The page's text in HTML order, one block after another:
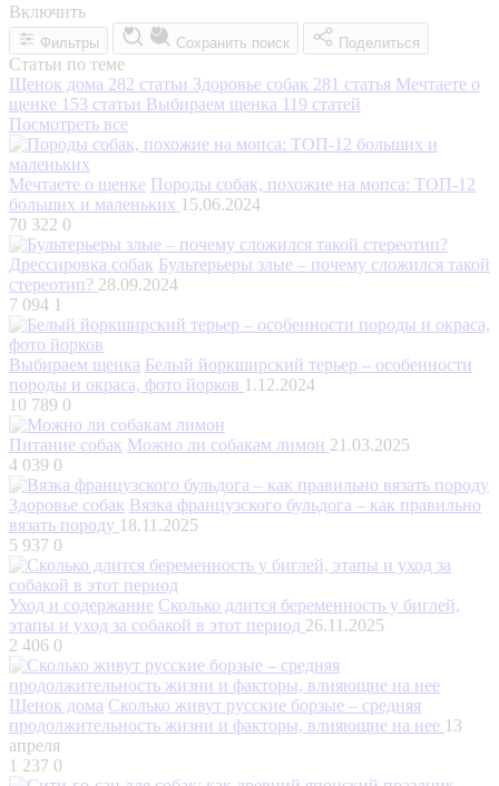
Включить
Фильтры Сохранить поиск Поделиться
Статьи по теме
Щенок дома 282 статьи Здоровье собак 281 статья Мечтаете о
щенке 153 статьи Выбираем щенка 119 статей
Посмотреть все
Мечтаете о щенке Породы собак, похожие на мопса: ТОП-12
больших и маленьких 15.06.2024
70 322 0
Дрессировка собак Бультерьеры злые – почему сложился такой
стереотип? 28.09.2024
7 094 1
Выбираем щенка Белый йоркширский терьер – особенности
породы и окраса, фото йорков 1.12.2024
10 789 0
Питание собак Можно ли собакам лимон 21.03.2025
4 039 0
Здоровье собак Вязка французского бульдога – как правильно
вязать породу 18.11.2025
5 937 0
Уход и содержание Сколько длится беременность у биглей,
этапы и уход за собакой в этот период 26.11.2025
2 406 0
Щенок дома Сколько живут русские борзые – средняя
продолжительность жизни и факторы, влияющие на нее 13
апреля
1 237 0